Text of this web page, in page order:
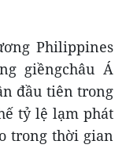
Philippines
giềngchâu Á
đầu tiên trong
tỷ lệ lạm phát
trong thời gian